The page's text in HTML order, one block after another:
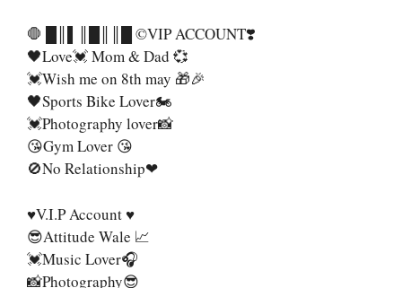
🛑 █║▌║█║║█ ©VIP ACCOUNT❣️
🖤Love💓 Mom & Dad 💞
💓Wish me on 8th may 🎁🎉
🖤Sports Bike Lover🏍️
💓Photography lover📸
😘Gym Lover 😘
🚫No Relationship❤
♥️V.I.P Account ♥️
😎Attitude Wale 📈
💓Music Lover🎧
📸Photography😎